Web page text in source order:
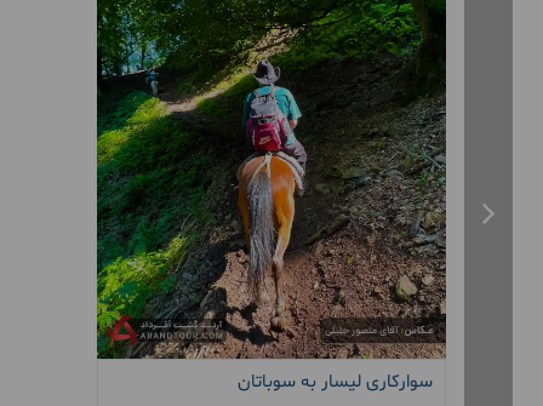
سوارکاری لیسار به سوباتان